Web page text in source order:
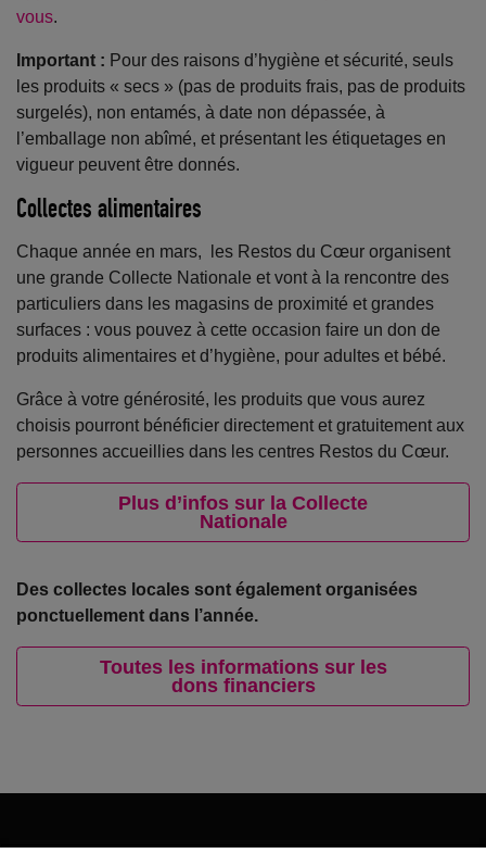
vous.
Important : Pour des raisons d’hygiène et sécurité, seuls
les produits « secs » (pas de produits frais, pas de produits
surgelés), non entamés, à date non dépassée, à
l’emballage non abîmé, et présentant les étiquetages en
vigueur peuvent être donnés.
Collectes alimentaires
Chaque année en mars, les Restos du Cœur organisent
une grande Collecte Nationale et vont à la rencontre des
particuliers dans les magasins de proximité et grandes
surfaces : vous pouvez à cette occasion faire un don de
produits alimentaires et d’hygiène, pour adultes et bébé.
Grâce à votre générosité, les produits que vous aurez
choisis pourront bénéficier directement et gratuitement aux
personnes accueillies dans les centres Restos du Cœur.
Plus d’infos sur la Collecte
Nationale
Des collectes locales sont également organisées
ponctuellement dans l’année.
Toutes les informations sur les
dons financiers